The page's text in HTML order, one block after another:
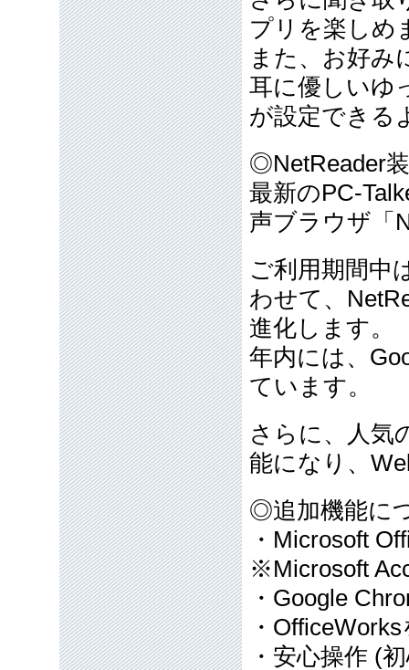
プリを楽しめ
また、お好み
耳に優しいゆ
が設定できる
◎NetReader
最新のPC-
声ブラウザ「
ご利用期間中
わせて、
進化します。
年内には、
ています。
さらに、人気
能になり、
◎追加機能に
・Microsoft
※Microsoft
・Google
・
・安心操作 (